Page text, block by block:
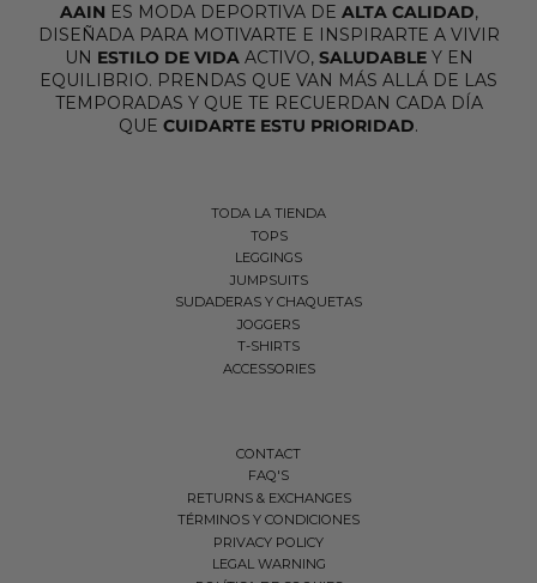
AAIN ES MODA DEPORTIVA DE ALTA CALIDAD,
DISEÑADA PARA MOTIVARTE E INSPIRARTE A VIVIR
UN ESTILO DE VIDA ACTIVO, SALUDABLEY EN
EQUILIBRIO. PRENDAS QUE VAN MÁS ALLÁ DE LAS
TEMPORADAS Y QUE TE RECUERDAN CADA DÍA
QUE CUIDARTE ESTU PRIORIDAD.
TODA LA TIENDA
TOPS
LEGGINGS
JUMPSUITS
SUDADERAS Y CHAQUETAS
JOGGERS
T-SHIRTS
ACCESSORIES
CONTACT
FAQ'S
RETURNS & EXCHANGES
TÉRMINOS Y CONDICIONES
PRIVACY POLICY
LEGAL WARNING